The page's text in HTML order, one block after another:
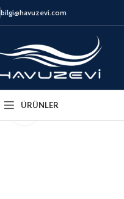
bilgi@havuzevi.com
ÜRÜNLERClick to enlarge